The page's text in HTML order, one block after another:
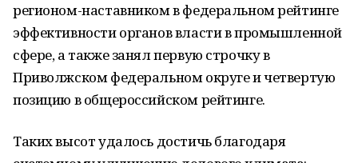
регионом-наставником в федеральном рейтинге
эффективности органов власти в промышленной
сфере, а также занял первую строчку в
Приволжском федеральном округе и четвертую
позицию в общероссийском рейтинге.
Таких высот удалось достичь благодаря